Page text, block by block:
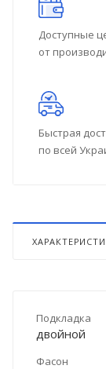
Доступные
от
Быстрая
по всей
Подкладка
двойной
Фасон